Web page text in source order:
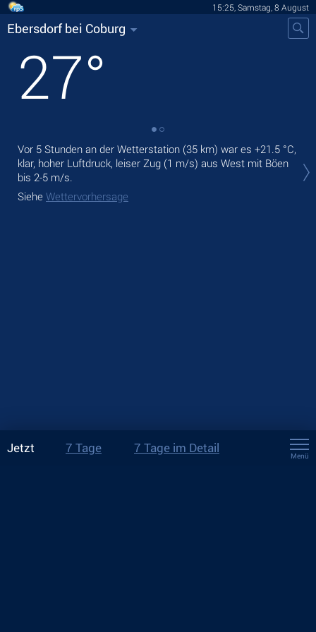
15:25, Samstag, 8 August
Ebersdorf bei Coburg
27°
Vor 5 Stunden an der Wetterstation (35 km) war es +21.5 °C,
klar, hoher Luftdruck, leiser Zug (1 m/s) aus West mit Böen
bis 2-5 m/s.
Siehe Wettervorhersage
Jetzt 7 Tage 7 Tage im Detail
Menü